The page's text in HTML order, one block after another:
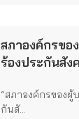
สภาองค์กรขอ
ร้องประกันสัง
ให้ชัดเจน
“สภาองค์กรของผู้
กันสั...